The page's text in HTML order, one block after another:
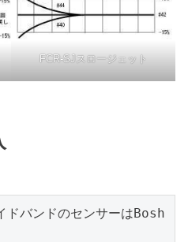
FCR-SJスロージェット
ドバンドのセンサーはBosh